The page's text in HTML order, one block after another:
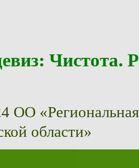
ОО
области»